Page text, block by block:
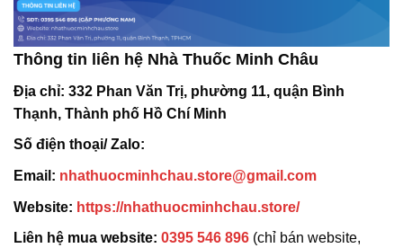
Thông tin liên hệ Nhà Thuốc Minh Châu
Địa chỉ: 332 Phan Văn Trị, phường 11, quận Bình
Thạnh, Thành phố Hồ Chí Minh
Số điện thoại/ Zalo:
Email: nhathuocminhchau.store@gmail.com
Website: https://nhathuocminhchau.store/
Liên hệ mua website: 0395 546 896 (chỉ bán website,